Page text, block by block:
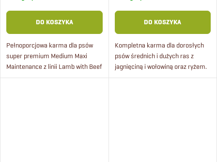
DO KOSZYKA
Pełnoporcjowa karma dla psów
super premium Medium Maxi
Maintenance z linii Lamb with Beef
zawiera dużą ilość świeżego
DO KOSZYKA
Kompletna karma dla dorosłych
psów średnich i dużych ras z
jagnięciną i wołowiną oraz ryżem.
Idealna dla wrażliwych psów.